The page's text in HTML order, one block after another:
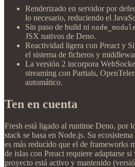
Renderizado en servidor por
lo necesario, reduciendo el
Sin paso de build ni
JSX nativos de Deno.
Reactividad ligera con Preact y
el sistema de ficheros y
La versión 2 incorpora
streaming con Partials,
automático.
Ten en cuenta
Fresh está ligado al runtime Deno, por
stack se basa en Node.js. Su
es más reducido que el de frameworks
de islas con Preact requiere adaptarse
proyecto está activo y mantenido